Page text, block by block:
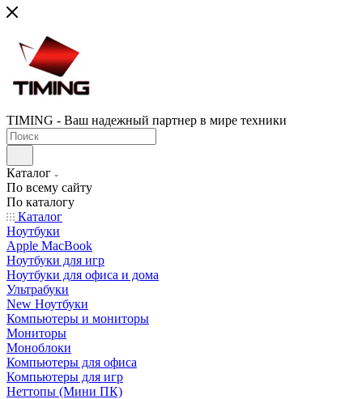
TIMING - Ваш надежный партнер в мире техники
Каталог
По всему сайту
По каталогу
Каталог
Ноутбуки
Apple MacBook
Ноутбуки для игр
Ноутбуки для офиса и дома
Ультрабуки
New Ноутбуки
Компьютеры и мониторы
Мониторы
Моноблоки
Компьютеры для офиса
Компьютеры для игр
Неттопы (Мини ПК)